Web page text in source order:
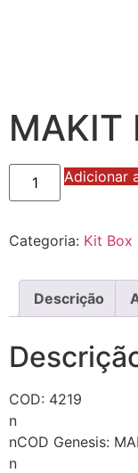
MAKIT
MAKIT
BOX
Adicionar
Categoria: Kit Box
Descrição
COD: 4219
n
nCOD Genesis:
n